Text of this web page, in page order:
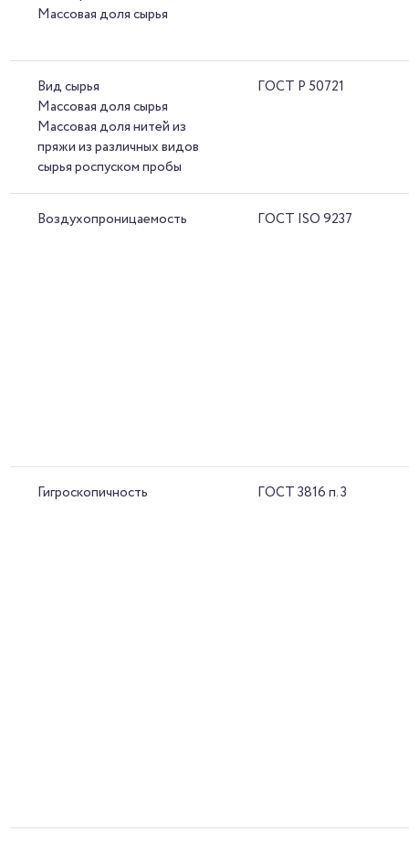
Массовая доля сырья
Вид сырья
Массовая доля сырья
Массовая доля нитей из
пряжи из различных видов
сырья роспуском пробы
ГОСТ Р 50721
Воздухопроницаемость ГОСТ ISO 9237
Гигроскопичность ГОСТ 3816 п. 3